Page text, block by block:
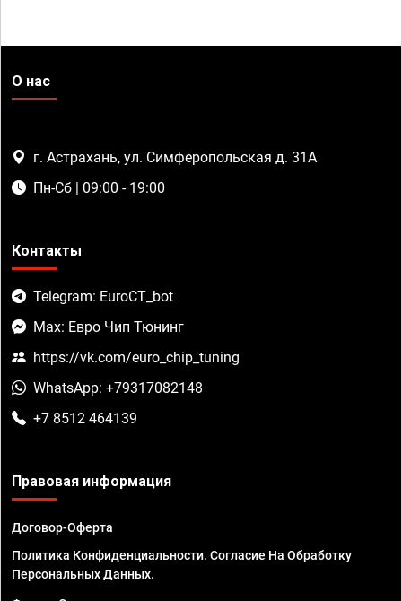
О нас
г. Астрахань, ул. Симферопольская д. 31А
Пн-Сб | 09:00 - 19:00
Контакты
Telegram: EuroCT_bot
Max: Евро Чип Тюнинг
https://vk.com/euro_chip_tuning
WhatsApp: +79317082148
+7 8512 464139
Правовая информация
Договор-Оферта
Политика Конфиденциальности. Согласие На Обработку
Персональных Данных.